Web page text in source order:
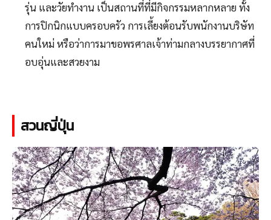
รุ่น และวัยทำงาน เป็นสถานที่ที่มีกิจกรรมหลากหลาย ทั้ง
การปิกนิกแบบครอบครัว การเลี้ยงต้อนรับพนักงานบริษัท
คนใหม่ หรือว่าการมาขอพรศาลเจ้าท่ามกลางบรรยากาศที่
อบอุ่นและสวยงาม
สวนญี่ปุ่น